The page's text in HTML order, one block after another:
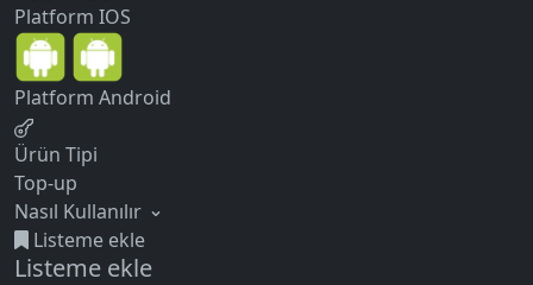
Platform IOS
Platform Android
Ürün Tipi
Top-up
Nasıl Kullanılır
Listeme ekle
Listeme ekle